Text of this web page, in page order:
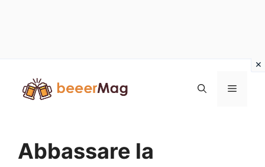
contenuto
Menu
Abbassare la